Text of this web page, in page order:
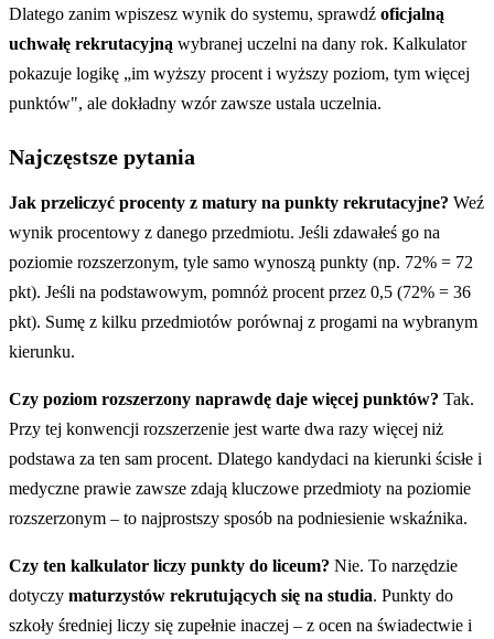
Dlatego zanim wpiszesz wynik do systemu, sprawdź oficjalną
uchwałę rekrutacyjną wybranej uczelni na dany rok. Kalkulator
pokazuje logikę „im wyższy procent i wyższy poziom, tym więcej
punktów", ale dokładny wzór zawsze ustala uczelnia.
Najczęstsze pytania
Jak przeliczyć procenty z matury na punkty rekrutacyjne? Weź
wynik procentowy z danego przedmiotu. Jeśli zdawałeś go na
poziomie rozszerzonym, tyle samo wynoszą punkty (np. 72% = 72
pkt). Jeśli na podstawowym, pomnóż procent przez 0,5 (72% = 36
pkt). Sumę z kilku przedmiotów porównaj z progami na wybranym
kierunku.
Czy poziom rozszerzony naprawdę daje więcej punktów? Tak.
Przy tej konwencji rozszerzenie jest warte dwa razy więcej niż
podstawa za ten sam procent. Dlatego kandydaci na kierunki ścisłe i
medyczne prawie zawsze zdają kluczowe przedmioty na poziomie
rozszerzonym – to najprostszy sposób na podniesienie wskaźnika.
Czy ten kalkulator liczy punkty do liceum? Nie. To narzędzie
dotyczy maturzystów rekrutujących się na studia. Punkty do
szkoły średniej liczy się zupełnie inaczej – z ocen na świadectwie i